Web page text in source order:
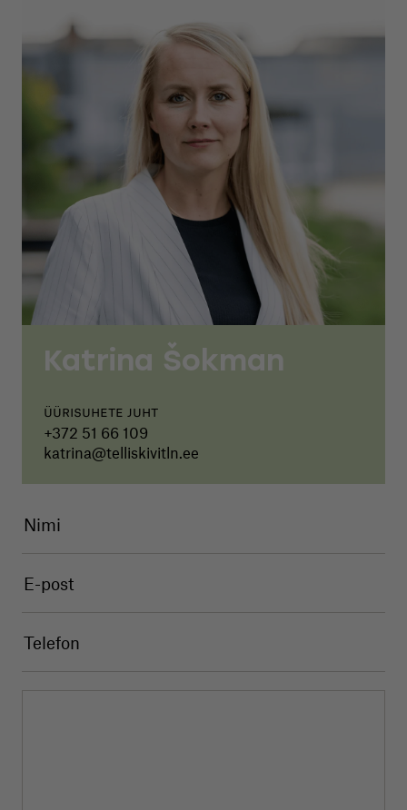
Katrina Šokman
Üürisuhete juht
+372 51 66 109
katrina@telliskivitln.ee